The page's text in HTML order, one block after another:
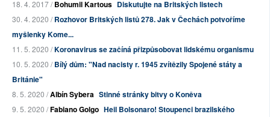
18. 4. 2017 /Bohumil Kartous Diskutujte na Britských listech
30. 4. 2020 /Rozhovor Britských listů 278. Jak v Čechách potvoříme
myšlenky Kome...
11. 5. 2020 /Koronavirus se začíná přizpůsobovat lidskému organismu
10. 5. 2020 /Bílý dům: "Nad nacisty r. 1945 zvítězily Spojené státy a
Británie"
8. 5. 2020 /Albín Sybera Stinné stránky bitvy o Koněva
9. 5. 2020 /Fabiano Golgo Heil Bolsonaro! Stoupenci brazilského